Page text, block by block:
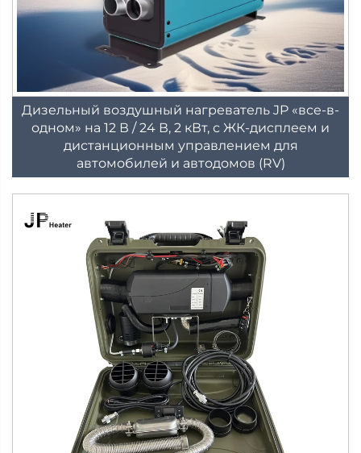
Дизельный воздушный нагреватель JP «все-в-
одном» на 12 В / 24 В, 2 кВт, с ЖК-дисплеем и
дистанционным управлением для
автомобилей и автодомов (RV)